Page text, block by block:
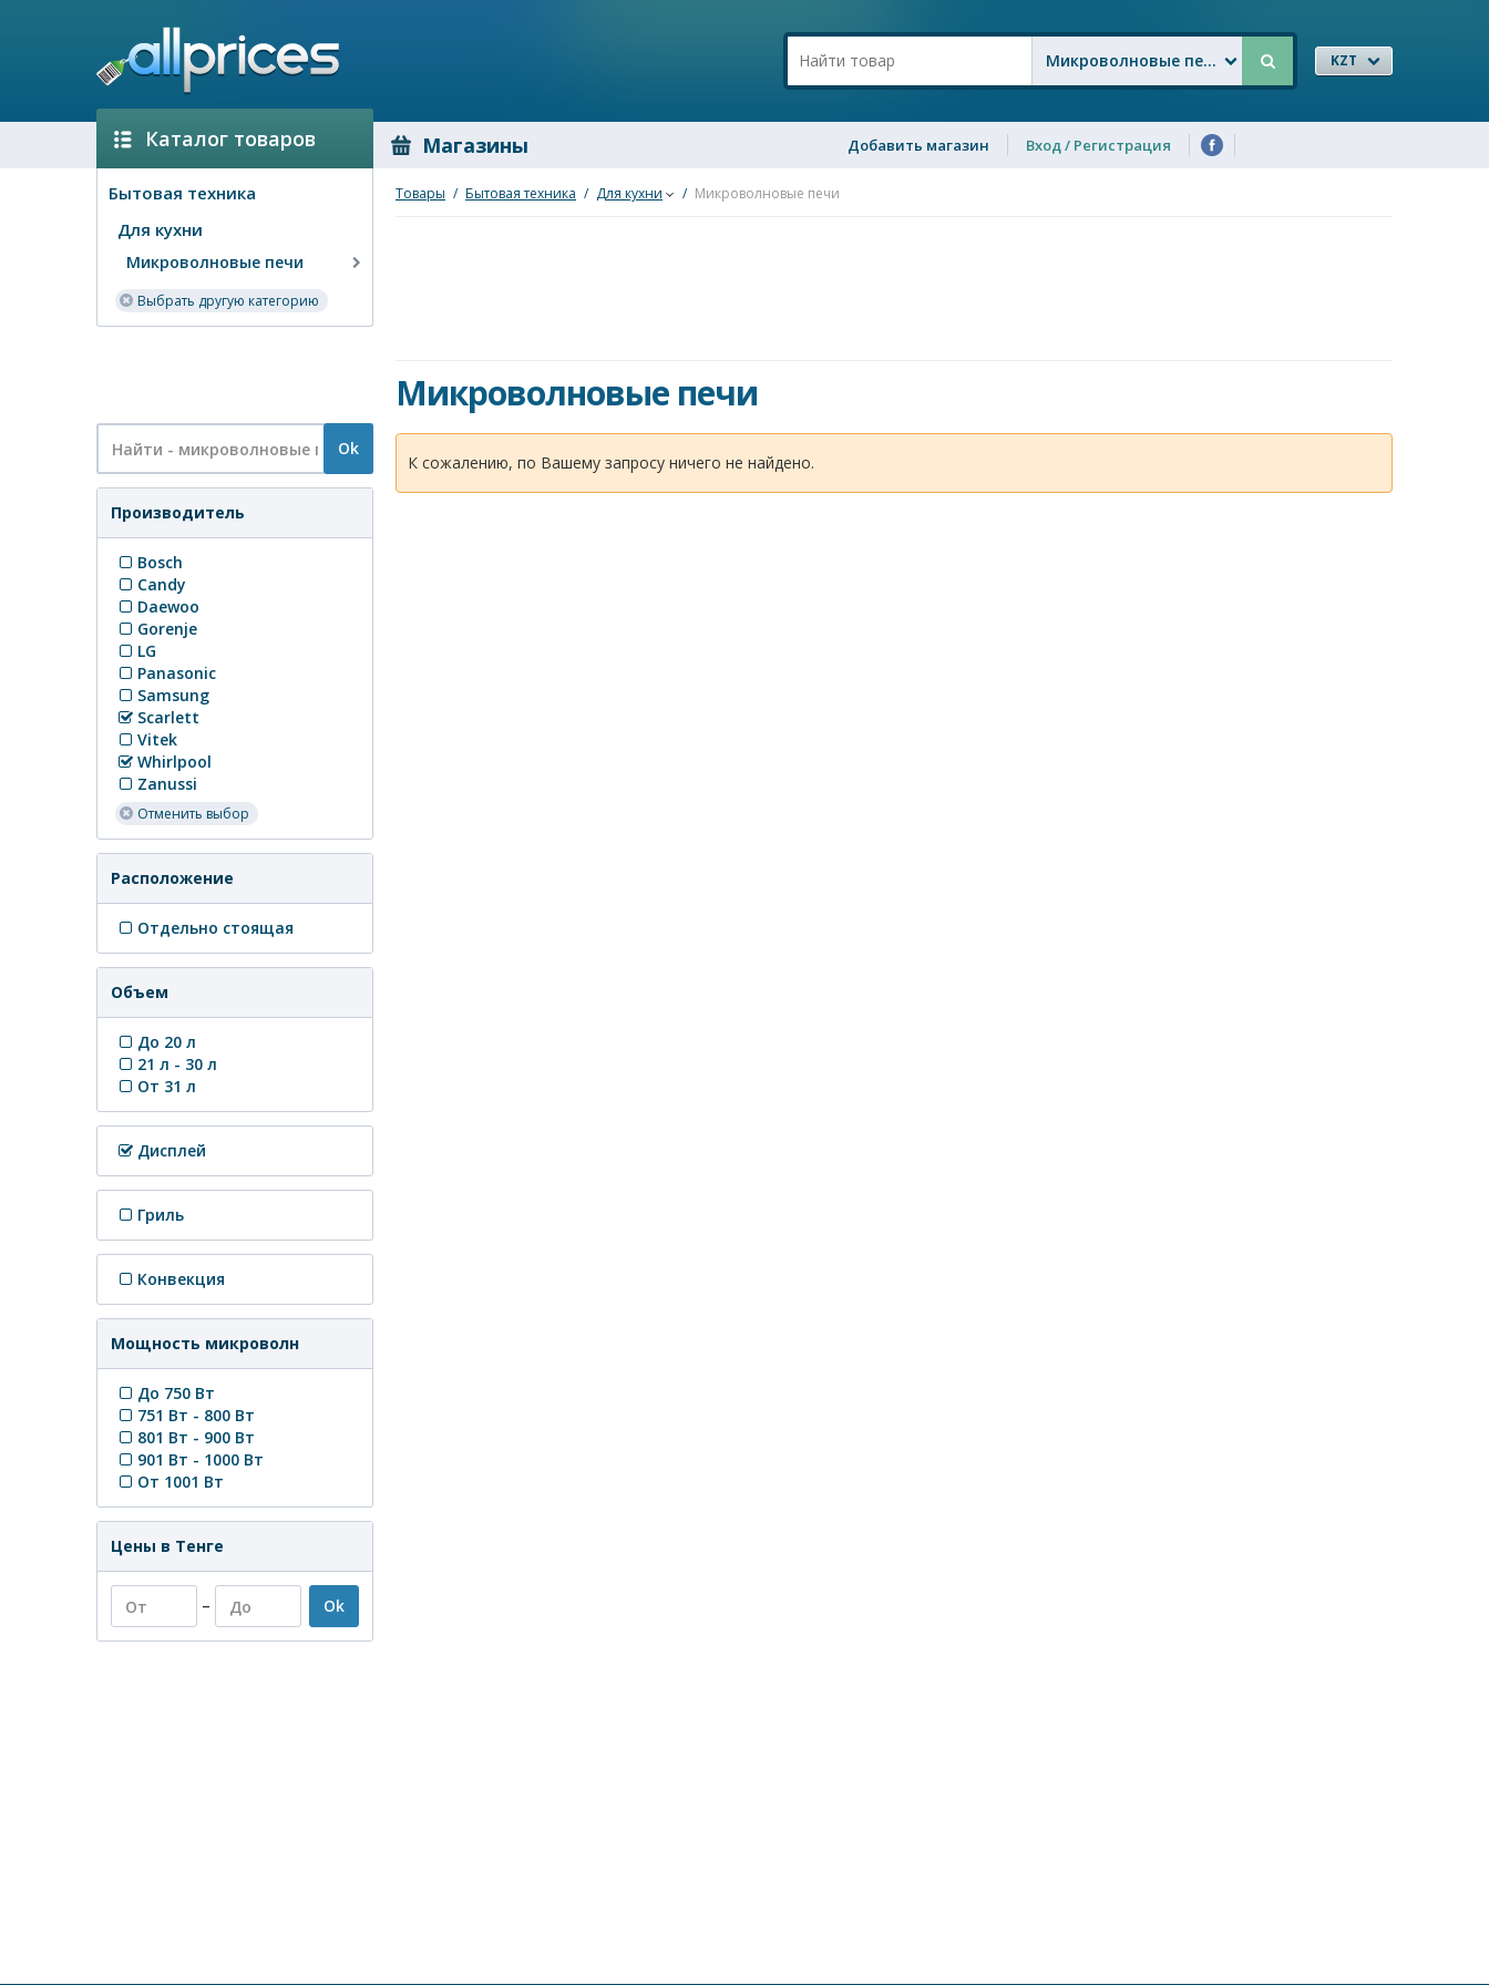
Микроволновые печи KZT
Каталог товаров Магазины Добавить магазин Вход / Регистрация
Бытовая техника
Для кухни
Микроволновые печи
Выбрать другую категорию
Ok
Производитель
Bosch
Candy
Daewoo
Gorenje
LG
Panasonic
Samsung
Scarlett
Vitek
Whirlpool
Zanussi
Отменить выбор
Расположение
Отдельно стоящая
Объем
До 20 л
21 л - 30 л
От 31 л
Дисплей
Гриль
Конвекция
Мощность микроволн
До 750 Вт
751 Вт - 800 Вт
801 Вт - 900 Вт
901 Вт - 1000 Вт
От 1001 Вт
Цены в Тенге
– Ok
Товары / Бытовая техника / Для кухни / Микроволновые печи
Микроволновые печи
К сожалению, по Вашему запросу ничего не найдено.